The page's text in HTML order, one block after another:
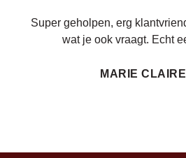
Super geholpen, erg
wat je ook vraagt. Echt
MARIE